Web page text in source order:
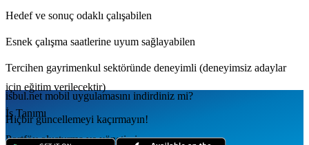
Hedef ve sonuç odaklı çalışabilen
Esnek çalışma saatlerine uyum sağlayabilen
Tercihen gayrimenkul sektöründe deneyimli (deneyimsiz adaylar
için eğitim verilecektir)
İş Tanımı
Portföy oluşturma ve yönetimi
isbul.net mobil uygulamаsını indirdiniz mi?
Hiçbir güncellemeyi kaçırmayın!